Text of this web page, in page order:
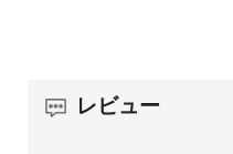
レビュー